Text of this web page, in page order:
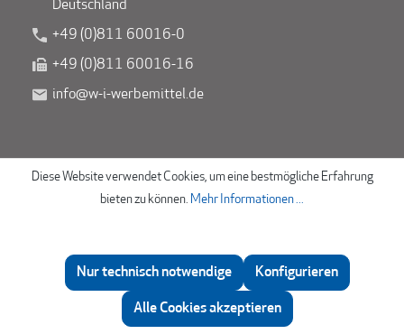
Deutschland
+49 (0)811 60016-0
+49 (0)811 60016-16
info@w-i-werbemittel.de
Unternehmen
Datenschutz
Werbeartikel
Sortiment
Beratung
Diese Website verwendet Cookies, um eine bestmögliche Erfahrung
bieten zu können. Mehr Informationen ...
Nur technisch notwendige Konfigurieren
Alle Cookies akzeptieren